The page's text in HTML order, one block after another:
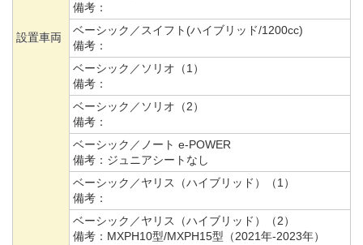
設置車両
備考：
ベーシック／スイフト(ハイブリッド/1200cc)
備考：
ベーシック／ソリオ（1）
備考：
ベーシック／ソリオ（2）
備考：
ベーシック／ノート e-POWER
備考： ジュニアシートなし
ベーシック／ヤリス（ハイブリッド）（1）
備考：
ベーシック／ヤリス（ハイブリッド）（2）
備考： MXPH10型/MXPH15型（2021年-2023年）